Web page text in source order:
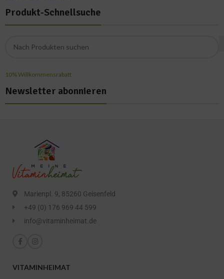
Produkt-Schnellsuche
10% Willkommensrabatt
Newsletter abonnieren
Marienpl. 9, 85260 Geisenfeld
+49 (0) 176 969 44 599
info@vitaminheimat.de
VITAMINHEIMAT